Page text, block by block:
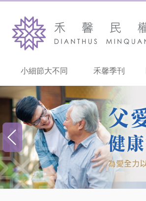
小細節大不同 禾馨季刊